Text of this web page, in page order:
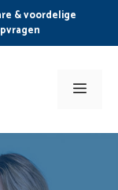
& voordelige
Menu